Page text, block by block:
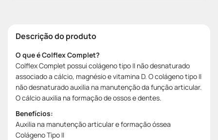
Descrição do produto
O que é Colflex Complet?
Colflex Complet possui colágeno tipo II não desnaturado
associado a cálcio, magnésio e vitamina D. O colágeno tipo II
não desnaturado auxilia na manutenção da função articular.
O cálcio auxilia na formação de ossos e dentes.
Benefícios:
Auxilia na manutenção articular e formação óssea
Colágeno Tipo II